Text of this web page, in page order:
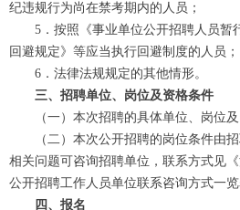
纪违规行为尚在禁考期内的人员；
5．按照《事业单位公开招聘人员暂
回避规定》等应当执行回避制度的人员；
6．法律法规规定的其他情形。
三、招聘单位、岗位及资格条件
（一）本次招聘的具体单位、岗位及
（二）本次公开招聘的岗位条件由招
相关问题可咨询招聘单位，联系方式见
公开招聘工作人员单位联系咨询方式一览
四、报名